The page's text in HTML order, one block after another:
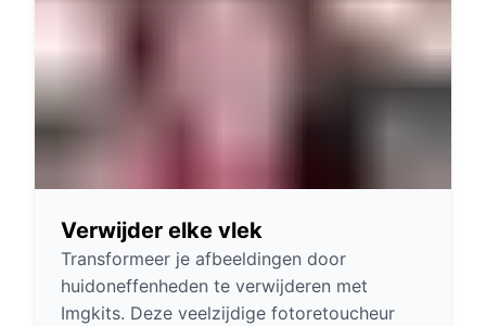
Verwijder elke vlek
Transformeer je afbeeldingen door
huidoneffenheden te verwijderen met
Imgkits. Deze veelzijdige fotoretoucheur